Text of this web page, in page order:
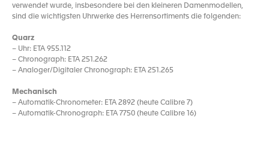
verwendet wurde, insbesondere bei den kleineren Damenmodellen,
sind die wichtigsten Uhrwerke des Herrensortiments die folgenden:
Quarz
– Uhr: ETA 955.112
– Chronograph: ETA 251.262
– Analoger/Digitaler Chronograph: ETA 251.265
Mechanisch
– Automatik-Chronometer: ETA 2892 (heute Calibre 7)
– Automatik-Chronograph: ETA 7750 (heute Calibre 16)